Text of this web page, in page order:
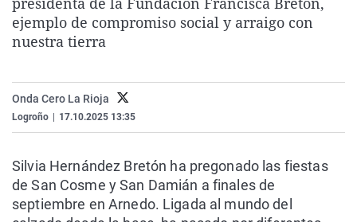
La rosa de los vientos
Caso
Extremadura
Virales
ejemplo de compromiso social y arraigo con
nuestra tierra
Onda Cero La Rioja
Logroño 17.10.2025 13:35
Silvia Hernández Bretón ha pregonado las fiestas
de San Cosme y San Damián a finales de
septiembre en Arnedo. Ligada al mundo del